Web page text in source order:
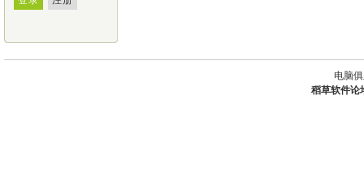
电脑
稻草软件论